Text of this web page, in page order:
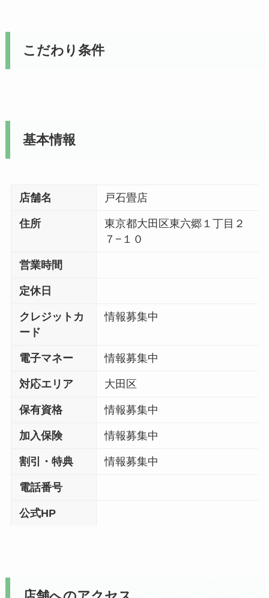
こだわり条件
基本情報
店舗名 戸石畳店
住所
東京都大田区東六郷１丁目２
７−１０
営業時間
定休日
クレジットカ
ード
情報募集中
電子マネー 情報募集中
対応エリア 大田区
保有資格 情報募集中
加入保険 情報募集中
割引・特典 情報募集中
電話番号
公式HP